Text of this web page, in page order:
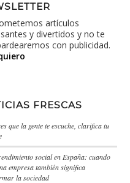
artículos
y divertidos y no te
con publicidad.
FRESCAS
que la gente te escuche, clarifica tu
social en España: cuando
empresa también significa
la sociedad